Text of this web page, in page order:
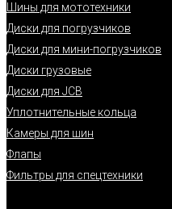
Шины для мототехники
Диски для погрузчиков
Диски для мини-погрузчиков
Диски грузовые
Диски для JCB
Уплотнительные кольца
Камеры для шин
Флапы
Фильтры для спецтехники